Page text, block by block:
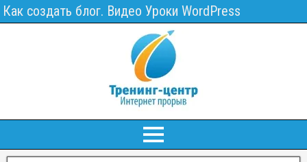
Как создать блог. Видео Уроки WordPress